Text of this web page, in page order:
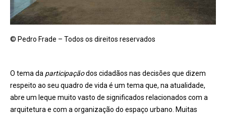
© Pedro Frade – Todos os direitos reservados
O tema da participaçãodos cidadãos nas decisões que dizem
respeito ao seu quadro de vida é um tema que, na atualidade,
abre um leque muito vasto de significados relacionados com a
arquitetura e com a organização do espaço urbano. Muitas